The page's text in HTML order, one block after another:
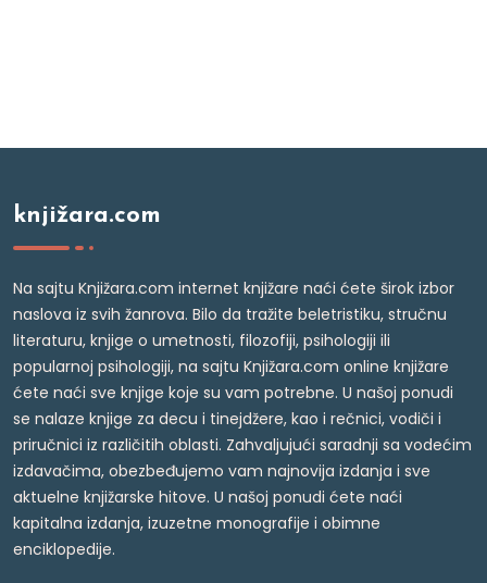
knjižara.com
Na sajtu Knjižara.com internet knjižare naći ćete širok izbor
naslova iz svih žanrova. Bilo da tražite beletristiku, stručnu
literaturu, knjige o umetnosti, filozofiji, psihologiji ili
popularnoj psihologiji, na sajtu Knjižara.com online knjižare
ćete naći sve knjige koje su vam potrebne. U našoj ponudi
se nalaze knjige za decu i tinejdžere, kao i rečnici, vodiči i
priručnici iz različitih oblasti. Zahvaljujući saradnji sa vodećim
izdavačima, obezbeđujemo vam najnovija izdanja i sve
aktuelne knjižarske hitove. U našoj ponudi ćete naći
kapitalna izdanja, izuzetne monografije i obimne
enciklopedije.